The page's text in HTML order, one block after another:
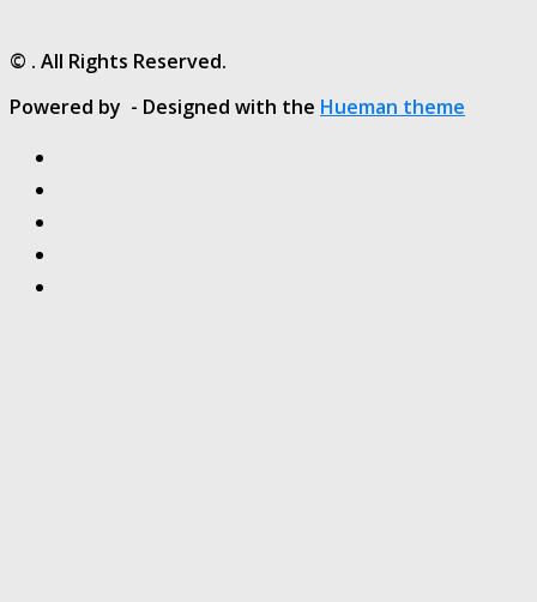
© . All Rights Reserved.
Powered by - Designed with the Hueman theme